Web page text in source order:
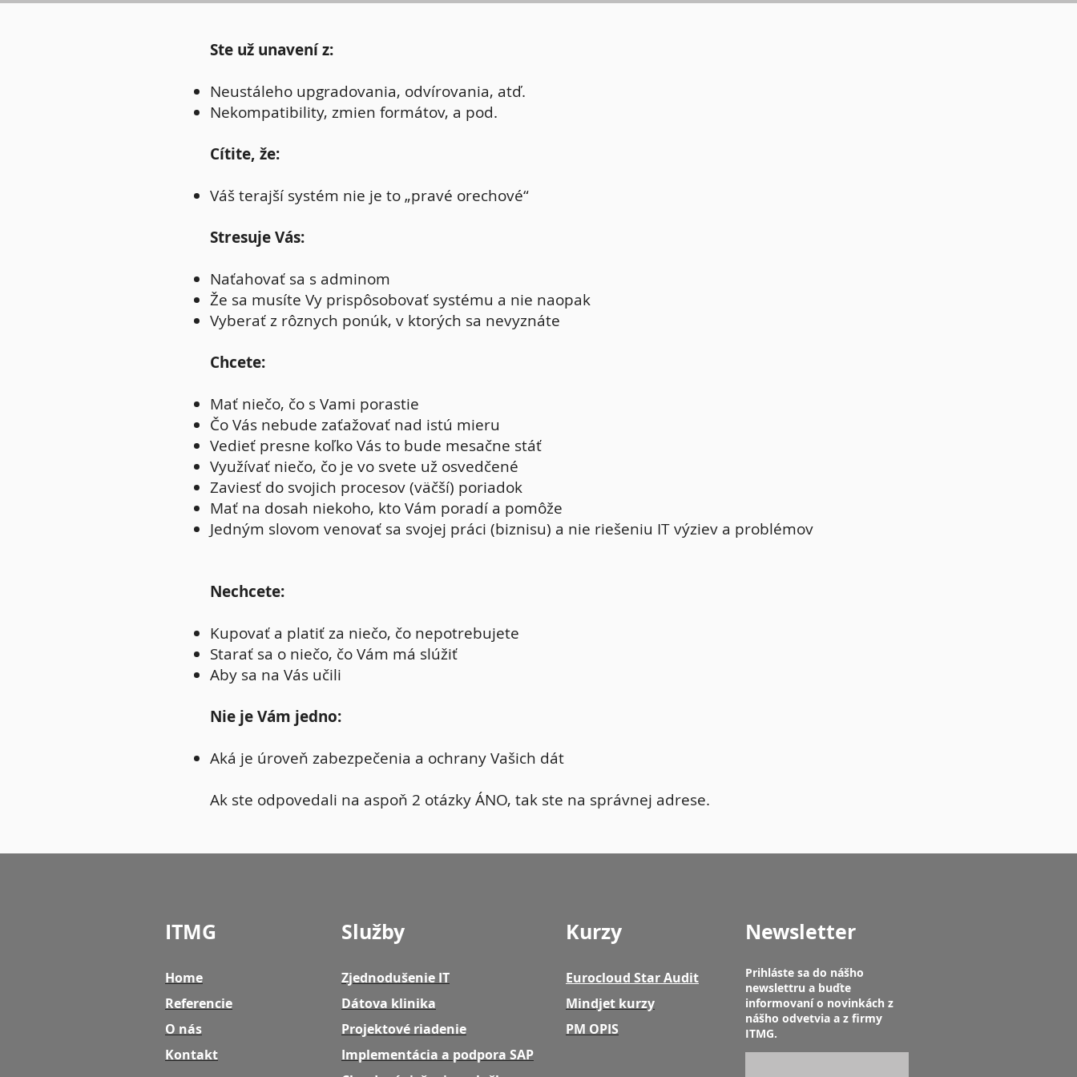
Ste už unavení z:
Neustáleho upgradovania, odvírovania, atď.
Nekompatibility, zmien formátov, a pod.
Cítite, že:
Váš terajší systém nie je to „pravé orechové“
Stresuje Vás:
Naťahovať sa s adminom
Že sa musíte Vy prispôsobovať systému a nie naopak
Vyberať z rôznych ponúk, v ktorých sa nevyznáte
Chcete:
Mať niečo, čo s Vami porastie
Čo Vás nebude zaťažovať nad istú mieru
Vedieť presne koľko Vás to bude mesačne stáť
Využívať niečo, čo je vo svete už osvedčené
Zaviesť do svojich procesov (väčší) poriadok
Mať na dosah niekoho, kto Vám poradí a pomôže
Jedným slovom venovať sa svojej práci (biznisu) a nie riešeniu IT výziev a problémov
Nechcete:
Kupovať a platiť za niečo, čo nepotrebujete
Starať sa o niečo, čo Vám má slúžiť
Aby sa na Vás učili
Nie je Vám jedno:
Aká je úroveň zabezpečenia a ochrany Vašich dát
Ak ste odpovedali na aspoň 2 otázky ÁNO, tak ste na správnej adrese.
ITMG
Home
Referencie
O nás
Kontakt
Služby
Zjednodušenie IT
Dátova klinika
Projektové riadenie
Implementácia a podpora SAP
Kurzy
Eurocloud Star Audit
Mindjet kurzy
PM OPIS
Newsletter
Prihláste sa do nášho
newslettru a buďte
informovaní o novinkách z
nášho odvetvia a z firmy
ITMG.